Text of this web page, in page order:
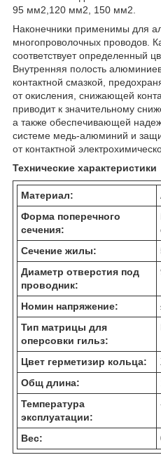
95 мм2,120 мм2, 150 мм2.
Наконечники применимы для
многопроволочных проводов.
соответствует определенный
Внутренняя полость
контактной смазкой,
от окисления, снижающей
приводит к значительному
а также обеспечивающей
системе медь-алюминий и
от контактной
Технические характеристики
Материал:
Форма поперечного
сечения:
Сечение жилы:
Диаметр отверстия под
проводник:
Номин напряжение:
Тип матрицы для
оперсовки гильз:
Цвет герметизир кольца:
Общ длина:
Температура
эксплуатации:
Вес: